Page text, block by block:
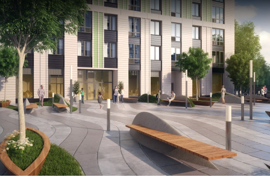
Назад